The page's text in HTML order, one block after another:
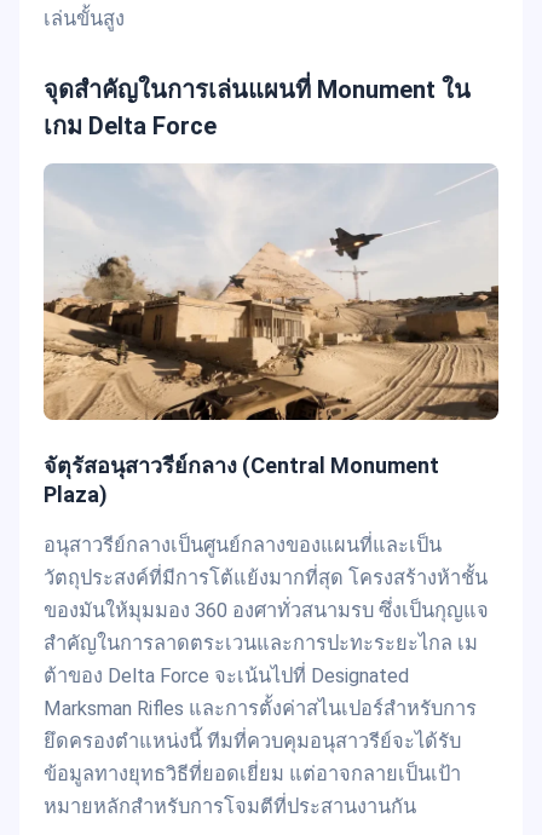
เล่นขั้นสูง
จุดสำคัญในการเล่นแผนที่ Monument ใน
เกม Delta Force
จัตุรัสอนุสาวรีย์กลาง (Central Monument
Plaza)
อนุสาวรีย์กลางเป็นศูนย์กลางของแผนที่และเป็น
วัตถุประสงค์ที่มีการโต้แย้งมากที่สุด โครงสร้างห้าชั้น
ของมันให้มุมมอง 360 องศาทั่วสนามรบ ซึ่งเป็นกุญแจ
สำคัญในการลาดตระเวนและการปะทะระยะไกล เม
ต้าของ Delta Force จะเน้นไปที่ Designated
Marksman Rifles และการตั้งค่าสไนเปอร์สำหรับการ
ยึดครองตำแหน่งนี้ ทีมที่ควบคุมอนุสาวรีย์จะได้รับ
ข้อมูลทางยุทธวิธีที่ยอดเยี่ยม แต่อาจกลายเป็นเป้า
หมายหลักสำหรับการโจมตีที่ประสานงานกัน